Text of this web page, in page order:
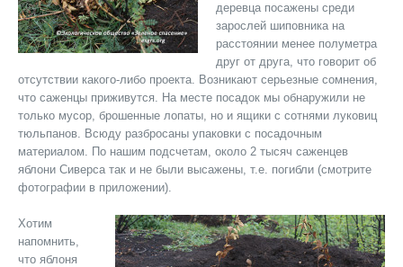
деревца посажены среди
зарослей шиповника на
расстоянии менее полуметра
друг от друга, что говорит об
отсутствии какого-либо проекта. Возникают серьезные сомнения,
что саженцы приживутся. На месте посадок мы обнаружили не
только мусор, брошенные лопаты, но и ящики с сотнями луковиц
тюльпанов. Всюду разбросаны упаковки с посадочным
материалом. По нашим подсчетам, около 2 тысяч саженцев
яблони Сиверса так и не были высажены, т.е. погибли (смотрите
фотографии в приложении).
Хотим
напомнить,
что яблоня